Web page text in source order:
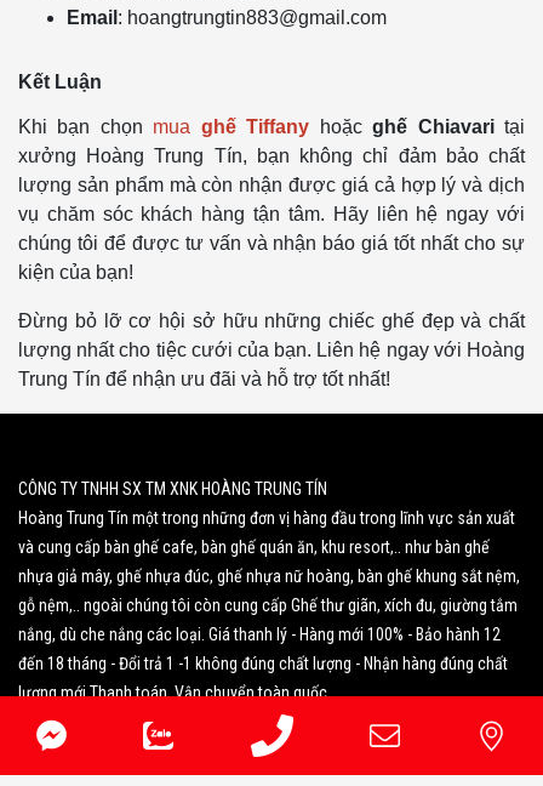
Email : hoangtrungtin883@gmail.com
Kết Luận
Khi bạn chọn mua ghế Tiffany hoặcghế Chiavaritại
xưởng Hoàng Trung Tín, bạn không chỉ đảm bảo chất
lượng sản phẩm mà còn nhận được giá cả hợp lý và dịch
vụ chăm sóc khách hàng tận tâm. Hãy liên hệ ngay với
chúng tôi để được tư vấn và nhận báo giá tốt nhất cho sự
kiện của bạn!
Đừng bỏ lỡ cơ hội sở hữu những chiếc ghế đẹp và chất
lượng nhất cho tiệc cưới của bạn. Liên hệ ngay với Hoàng
Trung Tín để nhận ưu đãi và hỗ trợ tốt nhất!
CÔNG TY TNHH SX TM XNK HOÀNG TRUNG TÍN
Hoàng Trung Tín một trong những đơn vị hàng đầu trong lĩnh vực sản xuất
và cung cấp bàn ghế cafe, bàn ghế quán ăn, khu resort,.. như bàn ghế
nhựa giả mây, ghế nhựa đúc, ghế nhựa nữ hoàng, bàn ghế khung sắt nệm,
gỗ nệm,.. ngoài chúng tôi còn cung cấp Ghế thư giãn, xích đu, giường tắm
nắng, dù che nắng các loại. Giá thanh lý - Hàng mới 100% - Bảo hành 12
đến 18 tháng - Đổi trả 1 -1 không đúng chất lượng - Nhận hàng đúng chất
lượng mới Thanh toán. Vận chuyển toàn quốc.
» Văn phòng đại diện: Số 41/4 Phạm Ngũ Lão, Phường Hạnh Thông, TP Hồ
Chí Minh